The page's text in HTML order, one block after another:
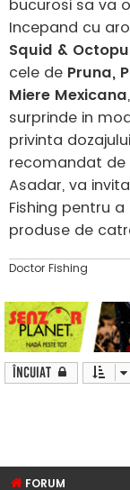
bucurosi sa va
Incepand cu
Squid &
cele de Pruna,
Miere Mexicana
surprinde in
privinta
recomandat
Asadar, va
Fishing pentru
produse de
Doctor Fishing
Încuiat
FORUM